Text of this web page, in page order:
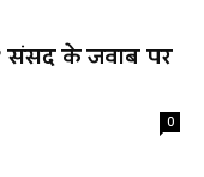
संसद के जवाब पर
0